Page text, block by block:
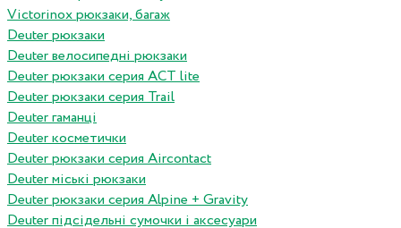
Victorinox рюкзаки, багаж
Deuter рюкзаки
Deuter велосипедні рюкзаки
Deuter рюкзаки серия ACT lite
Deuter рюкзаки серия Trail
Deuter гаманці
Deuter косметички
Deuter рюкзаки серия Aircontact
Deuter міські рюкзаки
Deuter рюкзаки серия Alpine + Gravity
Deuter підсідельні сумочки і аксесуари